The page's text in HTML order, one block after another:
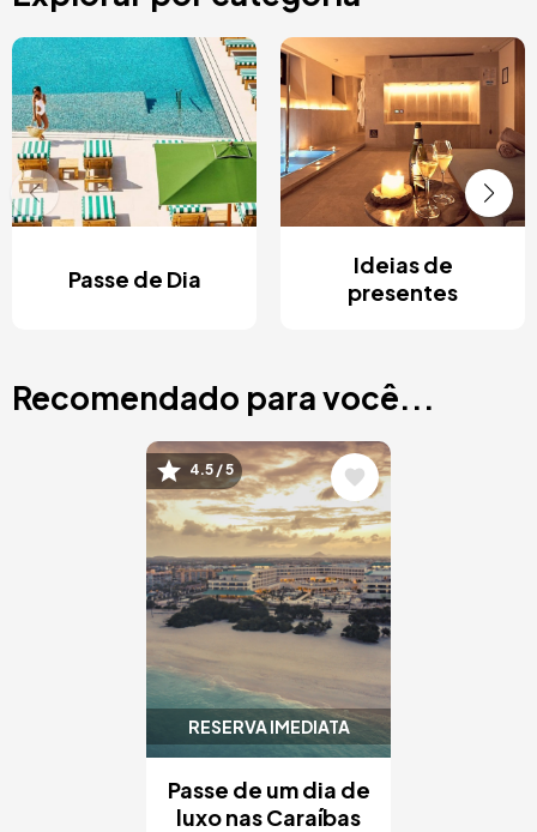
Passe de Dia
Ideias de
presentes
Recomendado para você...
RESERVA IMEDIATA
Imagem
4.5 / 5
Passe de um dia de
luxo nas Caraíbas